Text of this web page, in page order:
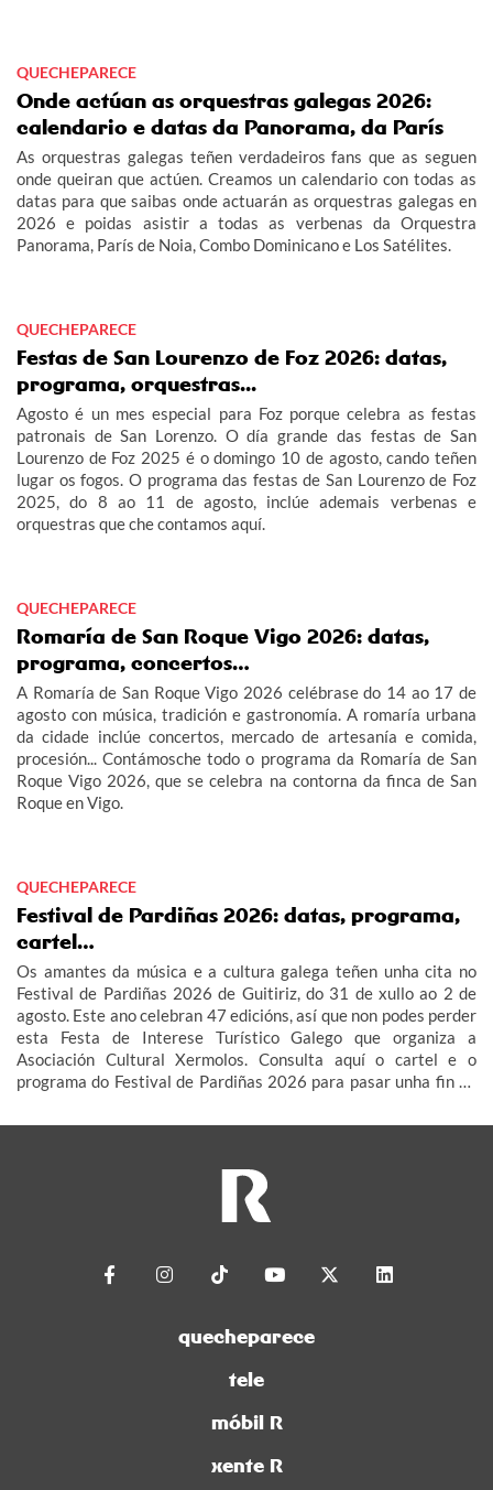
QUECHEPARECE
Onde actúan as orquestras galegas 2026:
calendario e datas da Panorama, da París
As orquestras galegas teñen verdadeiros fans que as seguen
onde queiran que actúen. Creamos un calendario con todas as
datas para que saibas onde actuarán as orquestras galegas en
2026 e poidas asistir a todas as verbenas da Orquestra
Panorama, París de Noia, Combo Dominicano e Los Satélites.
QUECHEPARECE
Festas de San Lourenzo de Foz 2026: datas,
programa, orquestras...
Agosto é un mes especial para Foz porque celebra as festas
patronais de San Lorenzo. O día grande das festas de San
Lourenzo de Foz 2025 é o domingo 10 de agosto, cando teñen
lugar os fogos. O programa das festas de San Lourenzo de Foz
2025, do 8 ao 11 de agosto, inclúe ademais verbenas e
orquestras que che contamos aquí.
QUECHEPARECE
Romaría de San Roque Vigo 2026: datas,
programa, concertos…
A Romaría de San Roque Vigo 2026 celébrase do 14 ao 17 de
agosto con música, tradición e gastronomía. A romaría urbana
da cidade inclúe concertos, mercado de artesanía e comida,
procesión... Contámosche todo o programa da Romaría de San
Roque Vigo 2026, que se celebra na contorna da finca de San
Roque en Vigo.
QUECHEPARECE
Festival de Pardiñas 2026: datas, programa,
cartel…
Os amantes da música e a cultura galega teñen unha cita no
Festival de Pardiñas 2026 de Guitiriz, do 31 de xullo ao 2 de
agosto. Este ano celebran 47 edicións, así que non podes perder
esta Festa de Interese Turístico Galego que organiza a
Asociación Cultural Xermolos. Consulta aquí o cartel e o
programa do Festival de Pardiñas 2026 para pasar unha fin de
quecheparece
tele
móbil R
xente R